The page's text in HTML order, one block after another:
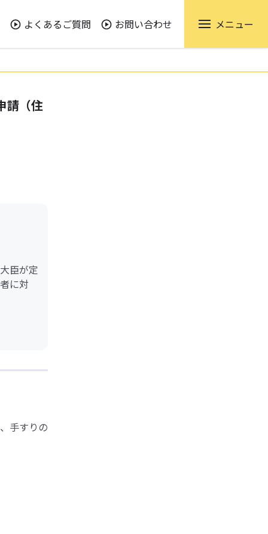
よくあるご質問 お問い合わせ メニュー
請（住
臣が定
に対
手すりの